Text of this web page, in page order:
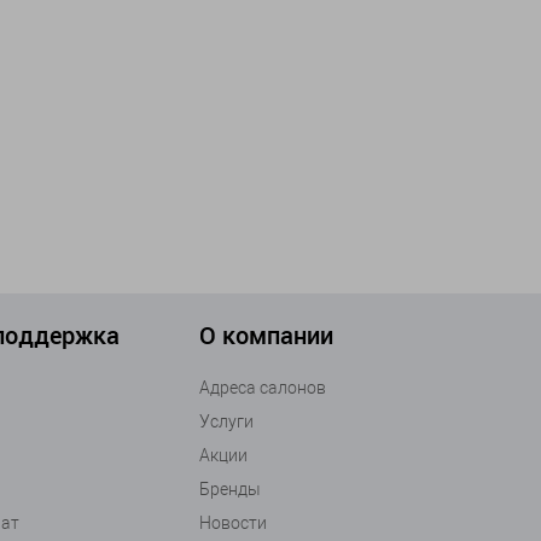
О компании
Адреса салонов
Услуги
Акции
Бренды
Новости